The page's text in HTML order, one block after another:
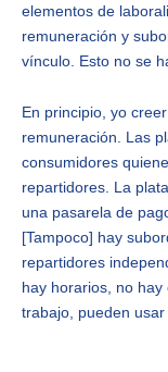
elementos de
remuneración y
vínculo. Esto no se
En principio, yo
remuneración. Las
consumidores
repartidores. La
una pasarela de
[Tampoco] hay
repartidores
hay horarios, no
trabajo, pueden